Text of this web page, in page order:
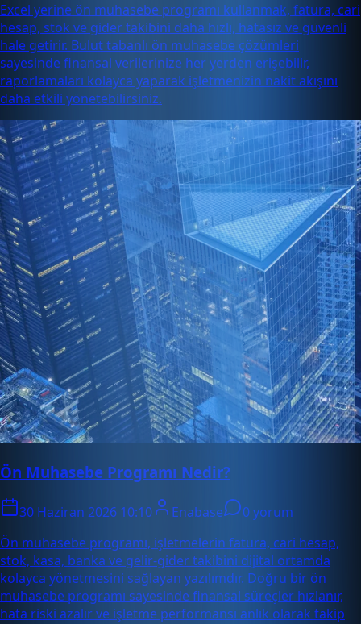
Excel yerine ön muhasebe programı kullanmak, fatura, cari
hesap, stok ve gider takibini daha hızlı, hatasız ve güvenli
hale getirir. Bulut tabanlı ön muhasebe çözümleri
sayesinde finansal verilerinize her yerden erişebilir,
raporlamaları kolayca yaparak işletmenizin nakit akışını
daha etkili yönetebilirsiniz.
Ön Muhasebe Programı Nedir?
30 Haziran 2026 10:10 Enabase
0 yorum
Ön muhasebe programı, işletmelerin fatura, cari hesap,
stok, kasa, banka ve gelir-gider takibini dijital ortamda
kolayca yönetmesini sağlayan yazılımdır. Doğru bir ön
muhasebe programı sayesinde finansal süreçler hızlanır,
hata riski azalır ve işletme performansı anlık olarak takip